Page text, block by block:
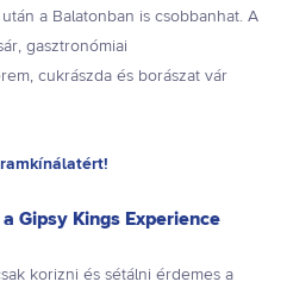
a Balatonban is csobbanhat. A
gasztronómiai
cukrászda és borászat vár
Gipsy Kings Experience
korizni és sétálni érdemes a